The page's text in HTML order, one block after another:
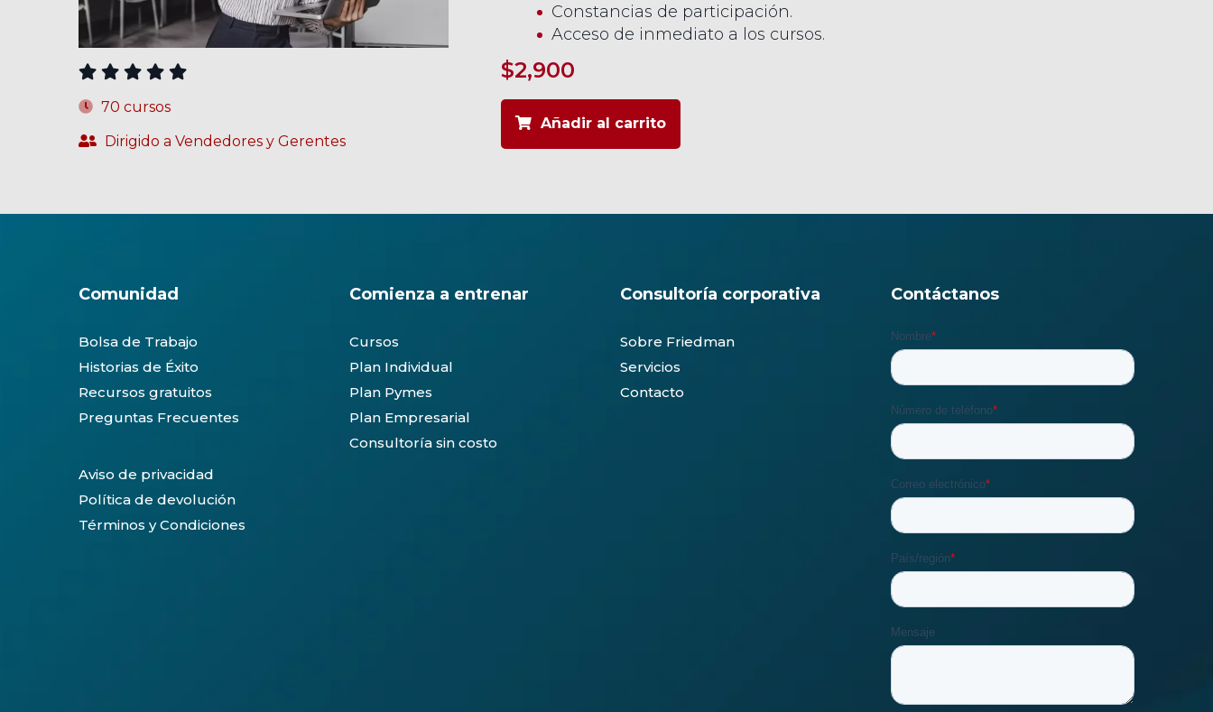
70 cursos
Dirigido a Vendedores y Gerentes
Constancias de participación.
Acceso de inmediato a los cursos.
$2,900
Añadir al carrito
Comunidad
Bolsa de Trabajo
Historias de Éxito
Recursos gratuitos
Preguntas Frecuentes
Aviso de privacidad
Política de devolución
Términos y Condiciones
Comienza a entrenar
Cursos
Plan Individual
Plan Pymes
Plan Empresarial
Consultoría sin costo
Consultoría corporativa
Sobre Friedman
Servicios
Contacto
Contáctanos